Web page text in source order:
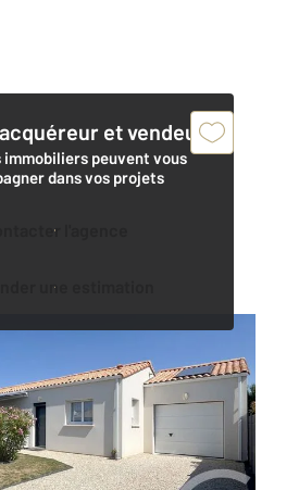
et vendeur,
immobiliers peuvent vous
dans vos projets
Contacter l'agence
une estimation
€